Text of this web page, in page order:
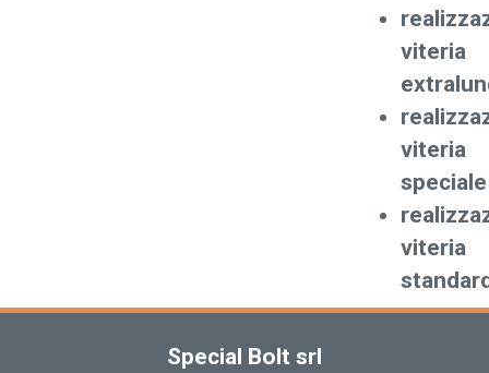
viteria
viteria
speciale
viteria
Special Bolt srl